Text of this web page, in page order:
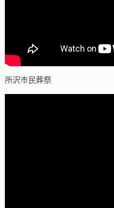
所沢市民葬祭